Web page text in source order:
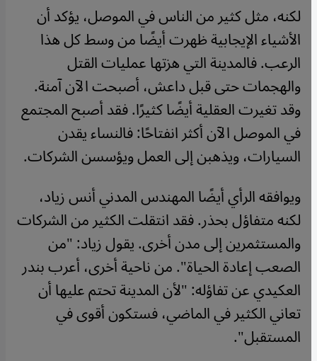
لكنه، مثل كثير من الناس في الموصل، يؤكد أن
الأشياء الإيجابية ظهرت أيضًا من وسط كل هذا
الرعب. فالمدينة التي هزتها عمليات القتل
والهجمات حتى قبل داعش، أصبحت الآن آمنة.
وقد تغيرت العقلية أيضًا كثيرًا. فقد أصبح المجتمع
في الموصل الآن أكثر انفتاحًا: فالنساء يقدن
السيارات، ويذهبن إلى العمل ويؤسسن الشركات.
ويوافقه الرأي أيضًا المهندس المدني أنس زياد،
لكنه متفاؤل بحذر. فقد انتقلت الكثير من الشركات
والمستثمرين إلى مدن أخرى. يقول زياد: "من
الصعب إعادة الحياة". من ناحية أخرى، أعرب بندر
العكيدي عن تفاؤله: "لأن المدينة تحتم عليها أن
تعاني الكثير في الماضي، فستكون أقوى في
المستقبل".